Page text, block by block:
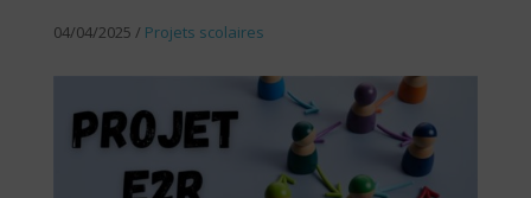
04/04/2025 / Projets scolaires